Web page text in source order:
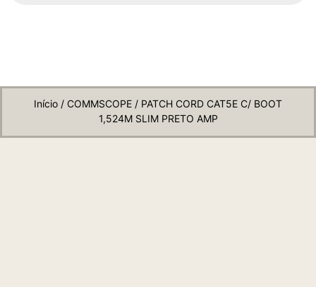
Início / COMMSCOPE / PATCH CORD CAT5E C/ BOOT
1,524M SLIM PRETO AMP